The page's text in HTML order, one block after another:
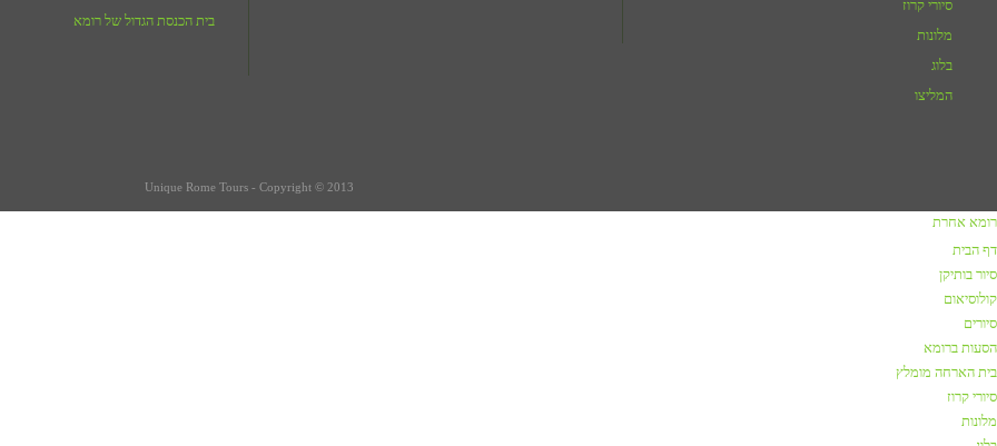
בית הכנסת הגדול של רומא
סיורי קרוז
מלונות
בלוג
המליצו
Unique Rome Tours - Copyright © 2013
רומא אחרת
דף הבית
סיור בותיקן
קולוסיאום
סיורים
הסעות ברומא
בית הארחה מומלץ
סיורי קרוז
מלונות